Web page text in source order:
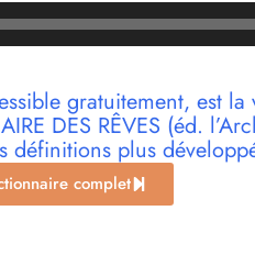
gratuitement, est
DES RÊVES (éd.
définitions plus
complet